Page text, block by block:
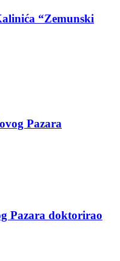
“Zemunski
Pazara
Pazara doktorirao